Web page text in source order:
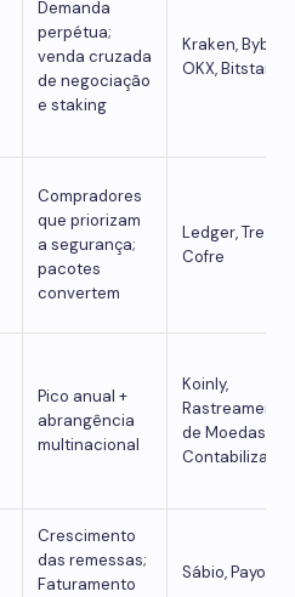
Demanda
perpétua;
venda cruzada
de negociação
e staking
Kraken, Bybit,
OKX, Bitstamp
Compradores
que priorizam
a segurança;
pacotes
convertem
Ledger, Trezor,
Cofre
Pico anual +
abrangência
multinacional
Koinly,
Rastreamento
de Moedas,
Contabilização
Crescimento
das remessas;
Faturamento
Sábio,